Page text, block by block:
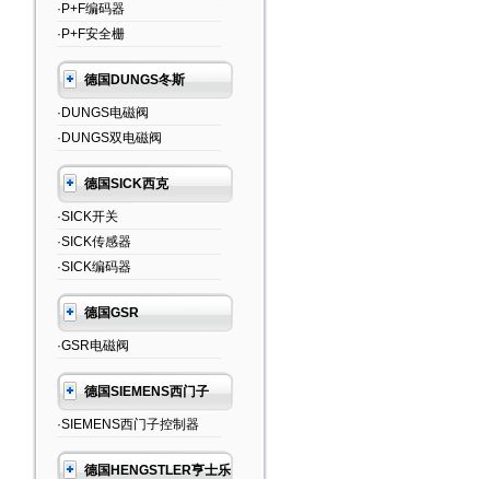
·P+F编码器
·P+F安全栅
德国DUNGS冬斯
·DUNGS电磁阀
·DUNGS双电磁阀
德国SICK西克
·SICK开关
·SICK传感器
·SICK编码器
德国GSR
·GSR电磁阀
德国SIEMENS西门子
·SIEMENS西门子控制器
德国HENGSTLER亨士乐